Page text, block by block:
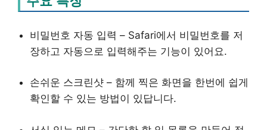
비밀번호 자동 입력 – Safari에서 비밀번호를 저
장하고 자동으로 입력해주는 기능이 있어요.
손쉬운 스크린샷 – 함께 찍은 화면을 한번에 쉽게
확인할 수 있는 방법이 있답니다.